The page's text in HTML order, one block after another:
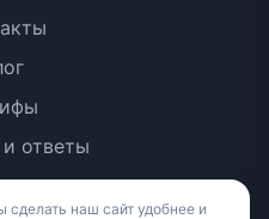
ответы
наш сайт удобнее и